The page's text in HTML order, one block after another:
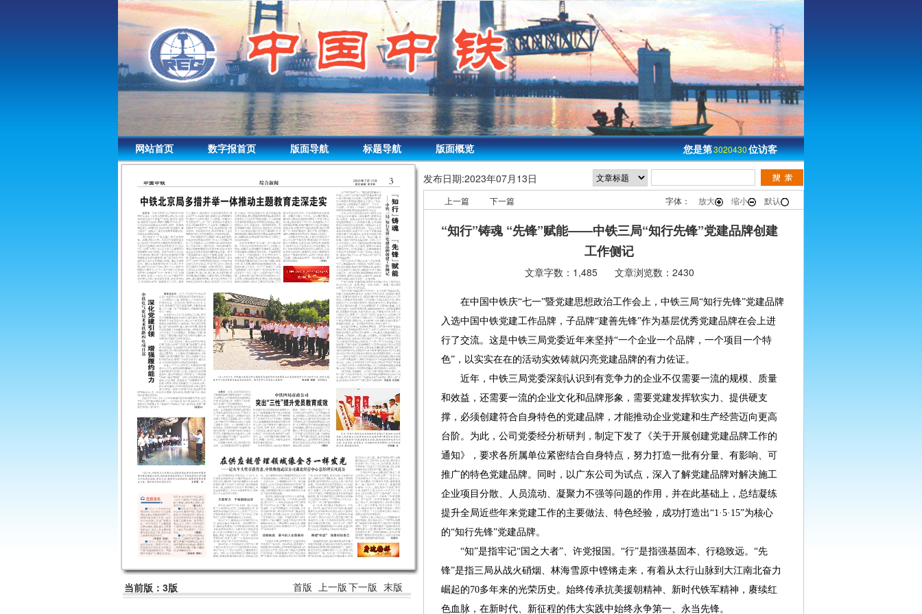
网站首页 数字报首页 版面导航 标题导航 版面概览 您是第3020430位访客
当前版：3版 首版 上一版下一版 末版
发布日期:2023年07月13日
上一篇 下一篇 字体： 放大 缩小 默认
“知行”铸魂 “先锋”赋能——中铁三局“知行先锋”党建品牌创建
工作侧记
文章字数：1,485 文章浏览数：2430
在中国中铁庆“七一”暨党建思想政治工作会上，中铁三局“知行先锋”党建品牌
入选中国中铁党建工作品牌，子品牌“建善先锋”作为基层优秀党建品牌在会上进
行了交流。这是中铁三局党委近年来坚持“一个企业一个品牌，一个项目一个特
色”，以实实在在的活动实效铸就闪亮党建品牌的有力佐证。
近年，中铁三局党委深刻认识到有竞争力的企业不仅需要一流的规模、质量
和效益，还需要一流的企业文化和品牌形象，需要党建发挥软实力、提供硬支
撑，必须创建符合自身特色的党建品牌，才能推动企业党建和生产经营迈向更高
台阶。为此，公司党委经分析研判，制定下发了《关于开展创建党建品牌工作的
通知》，要求各所属单位紧密结合自身特点，努力打造一批有分量、有影响、可
推广的特色党建品牌。同时，以广东公司为试点，深入了解党建品牌对解决施工
企业项目分散、人员流动、凝聚力不强等问题的作用，并在此基础上，总结凝练
提升全局近些年来党建工作的主要做法、特色经验，成功打造出“1·5·15”为核心
的“知行先锋”党建品牌。
“知”是指牢记“国之大者”、许党报国。“行”是指强基固本、行稳致远。“先
锋”是指三局从战火硝烟、林海雪原中铿锵走来，有着从太行山脉到大江南北奋力
崛起的70多年来的光荣历史。始终传承抗美援朝精神、新时代铁军精神，赓续红
色血脉，在新时代、新征程的伟大实践中始终永争第一、永当先锋。